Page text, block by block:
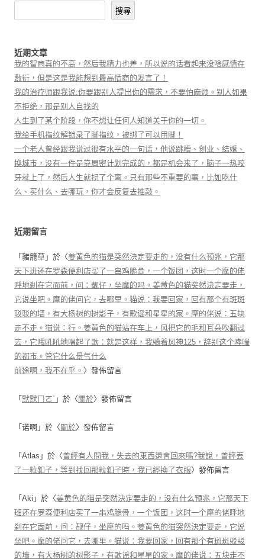
搜尋
近期文章
我的智商真的不高，然后我精力也差，所以说的话看起来没啥感情在
敷衍，但是这是我能想到最高情商的发言了！
我的治疗师跟我说:你要跟别人提出你的需求，不要怕麻烦。别人如果
不拒绝，那是别人自找的
人生到了某个阶段，你不想让任何人知道关于你的一切。
我给手机指纹解锁录了脚指纹，被绑了可以用脚！
一个老人曾经跟我说过很有水平的一句话，他说跳槽、创业、结婚、
换城市，没有一件是靠周密计划完成的，都是机会来了，脑子一热咬
牙就上了，然后人生就拐了个弯。只有那些不重要的事，比如吃什
么、买什么、去哪玩，你才会反复去推敲。
近期留言
「 豬籠草 」於〈姜黄色的猫是突然決定要走的，没有什么预兆，它那
天下班还在罗森便利店买了一串鸡脆骨，一个饭团，这时一个摩的佬
呼地刹在它面前，问：靓仔，坐摩的吗。姜黄色的猫突然決定要走，
它说坐吧。摩的佬问它，去哪里。猫说：我要回家，回有那个有斑斑
驳驳的墙，有大杨树的树影子，有歌谣和星星的家。摩的佬说：五块
走不走。猫说：行。姜黄色的猫站在车上，风把它的毛和耳朵吹翻过
去，它哦吼吼地唱起了歌：就是这样，我骑着风神125，辞别这个哮喘
的都市。管它什么景气什么
前途啊，我不在乎。 〉發佈留言
「 默默ㄇㄛˋ 」於〈 關於〉發佈留言
「 诺啊 」於〈 關於〉發佈留言
「 Atlas 」於〈曾經有人問我，失去的東西還會回來嗎?我說，曾經丟
了一粒釦子，等到找回那粒釦子時，我已經換了衣服〉發佈留言
「 Aki 」於〈姜黄色的猫是突然決定要走的，没有什么预兆，它那天下
班还在罗森便利店买了一串鸡脆骨，一个饭团，这时一个摩的佬呼地
刹在它面前，问：靓仔，坐摩的吗。姜黄色的猫突然決定要走，它说
坐吧。摩的佬问它，去哪里。猫说：我要回家，回有那个有斑斑驳驳
的墙，有大杨树的树影子，有歌谣和星星的家。摩的佬说：五块走不